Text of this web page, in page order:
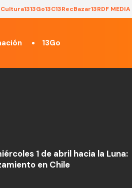
Cultura1313Go13C13RecBazar13RDF MEDIA
13Go
1 de abril hacia la Luna:
en Chile